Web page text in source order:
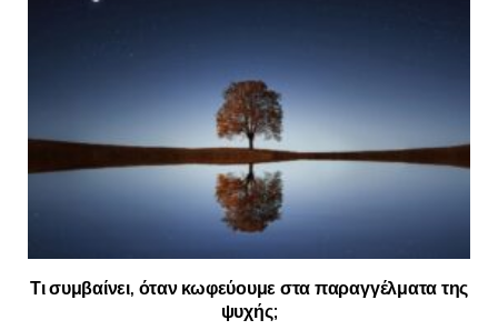
Τι συμβαίνει, όταν κωφεύουμε στα παραγγέλματα της
ψυχής;